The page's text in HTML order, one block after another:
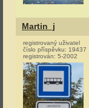
Martin_j
registrovaný uživatel
číslo příspěvku: 19437
registrován: 5-2002